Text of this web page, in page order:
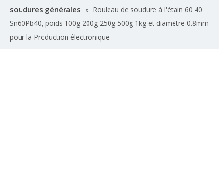
soudures générales » Rouleau de soudure à l'étain 60 40
Sn60Pb40, poids 100g 200g 250g 500g 1kg et diamètre 0.8mm
pour la Production électronique